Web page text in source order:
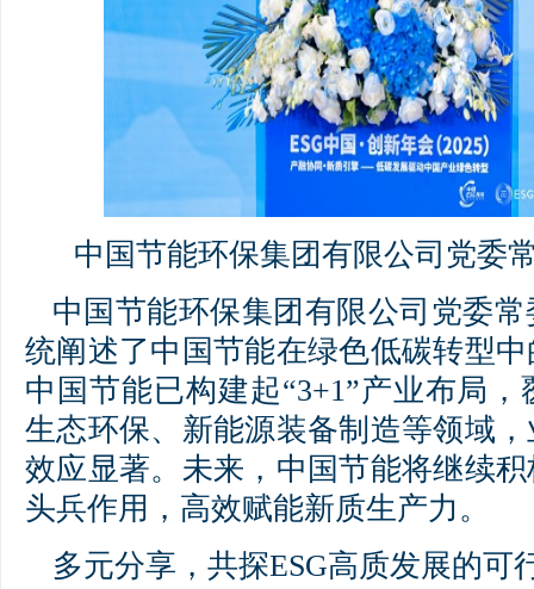
中国节能环保集团有限公司党委
中国节能环保集团有限公司党委
统阐述了中国节能在绿色低碳转型
中国节能已构建起“3+1”产业布局
生态环保、新能源装备制造等领域
效应显著。未来，中国节能将继续
头兵作用，高效赋能新质生产力。
多元分享，共探ESG高质发展的可